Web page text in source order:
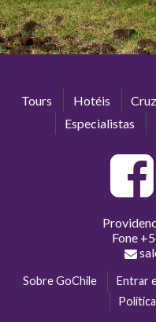
Tours Hotéis
Especialistas
Fone
Sobre GoChile Entrar